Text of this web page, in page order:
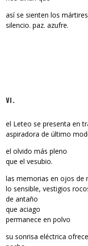
así se sienten los
silencio. paz. azufre.
VI.
el Leteo se presenta en
aspiradora de último
el olvido más pleno
que el vesubio.
las memorias en ojos de
lo sensible, vestigios
de antaño
que aciago
permanece en polvo
su sonrisa eléctrica